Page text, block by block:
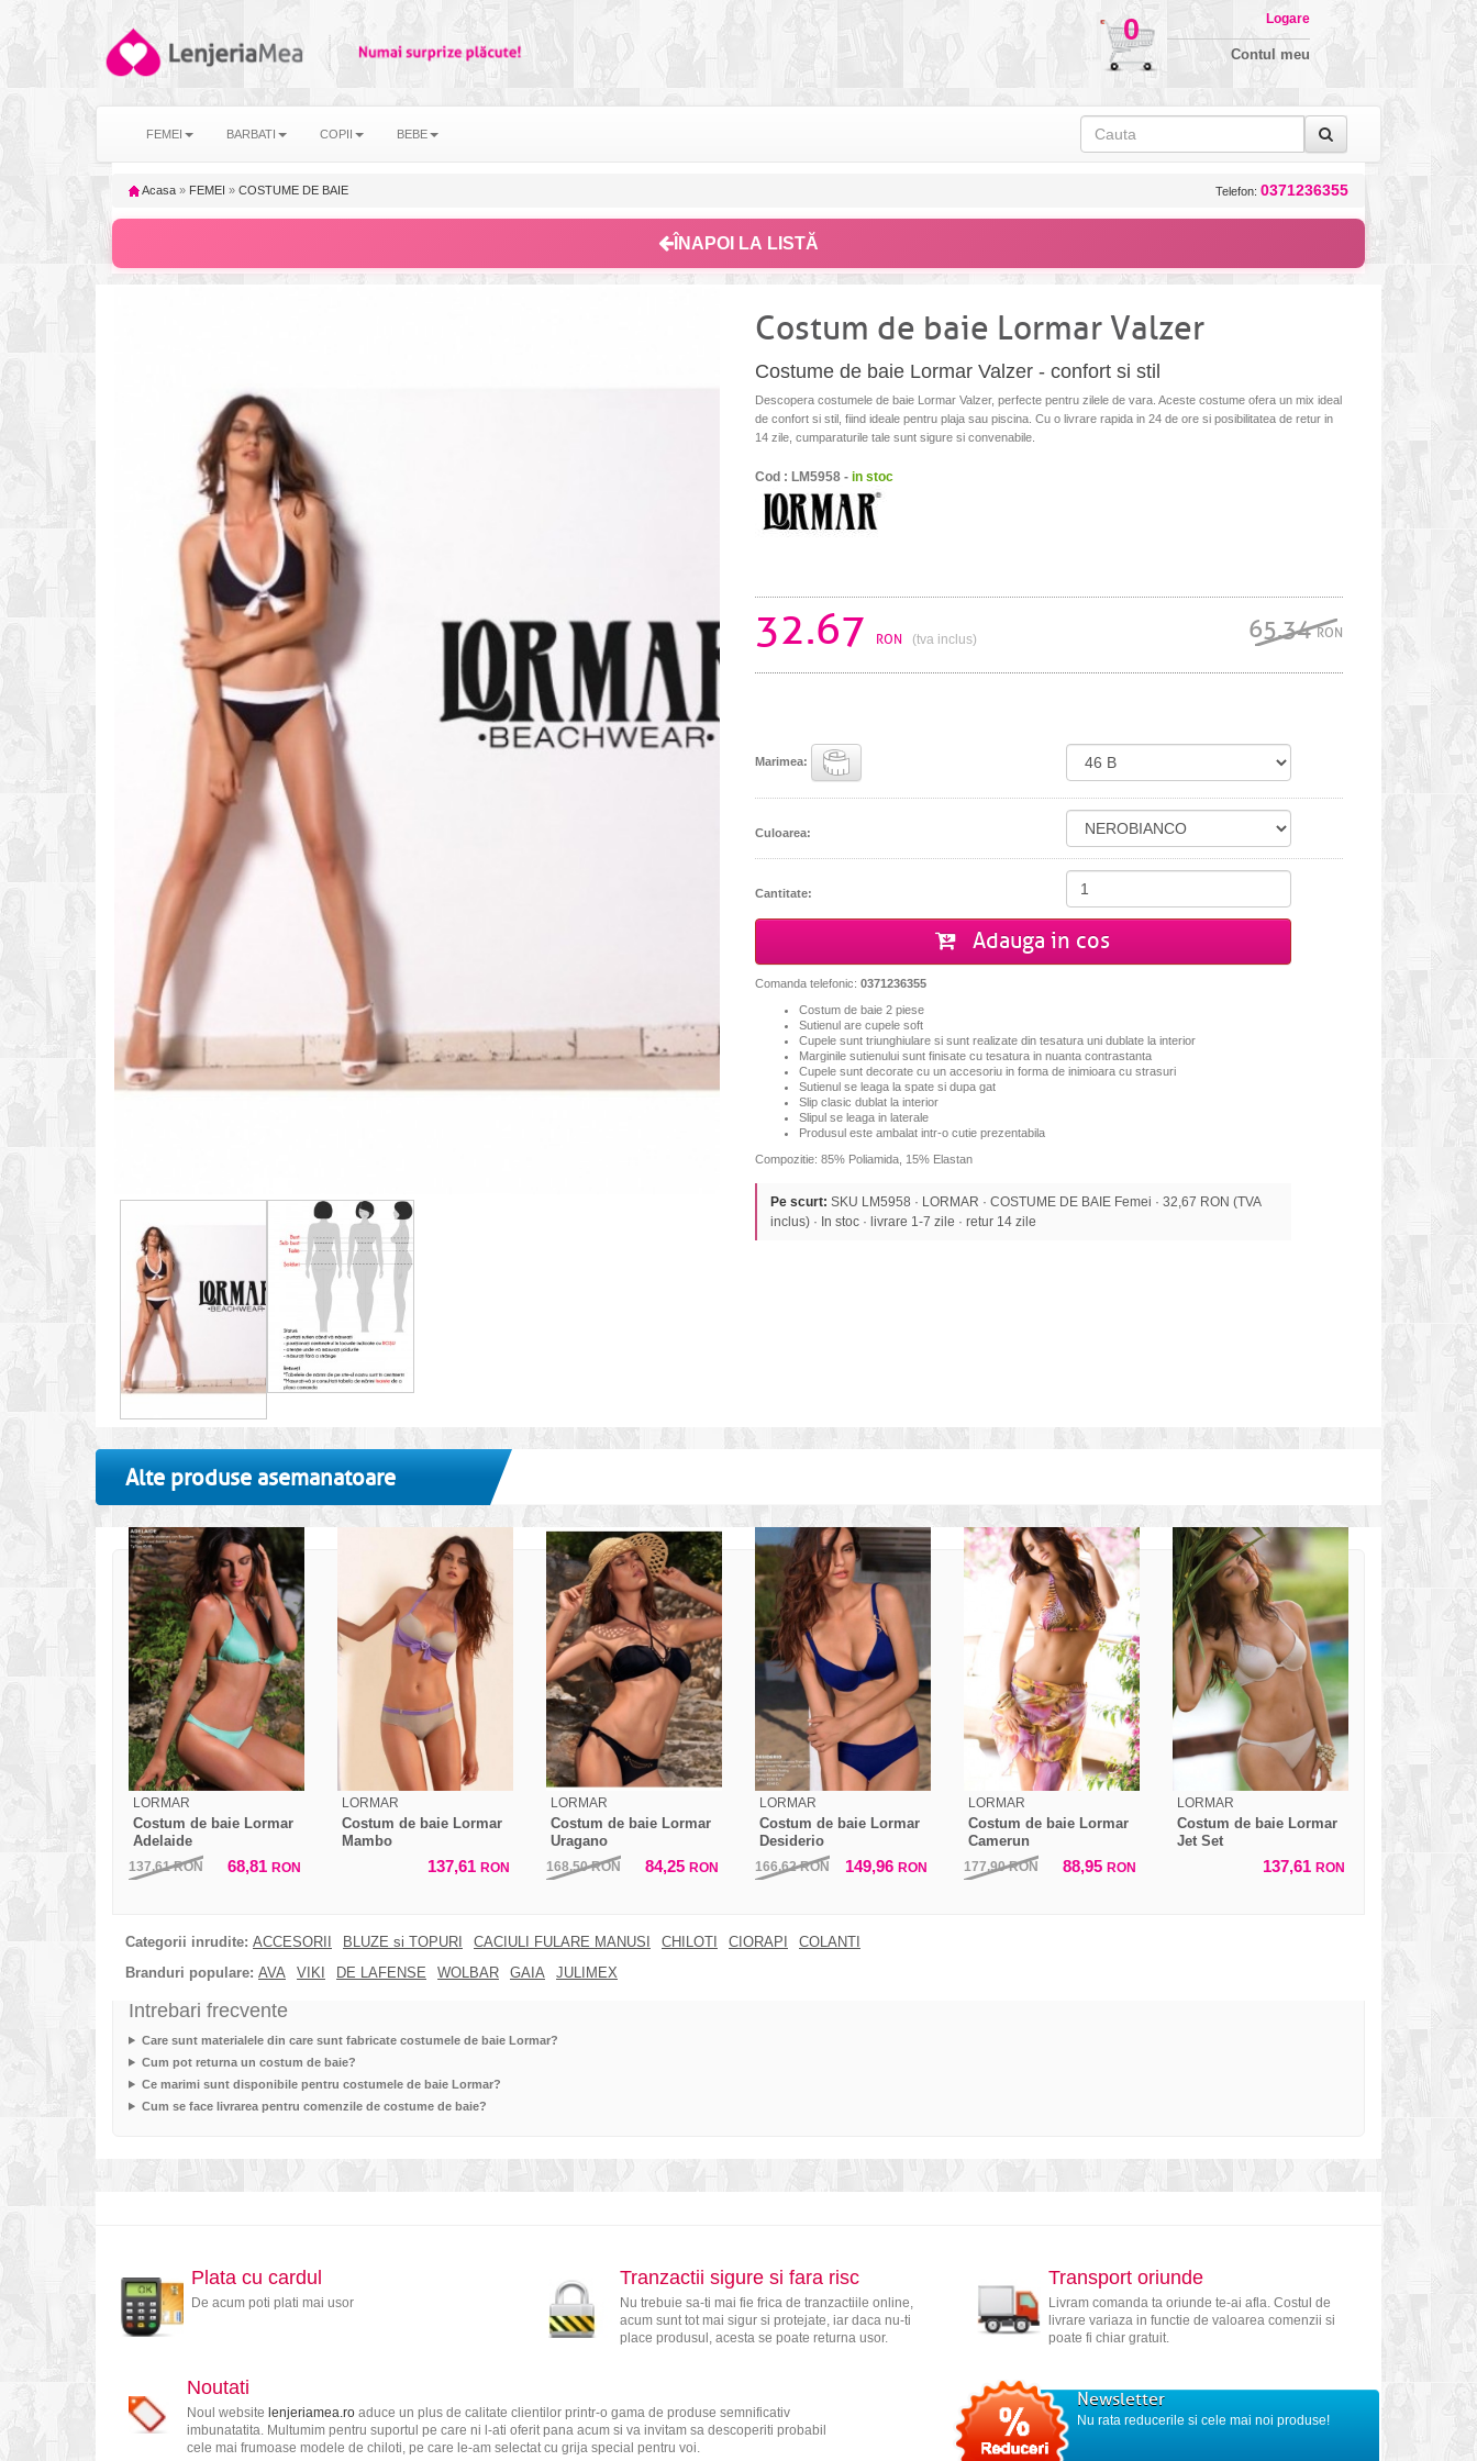
0 Logare
Contul meu
FEMEI BARBATI COPII BEBE
Acasa » FEMEI » COSTUME DE BAIE Telefon: 0371236355
ÎNAPOI LA LISTĂ
Costum de baie Lormar Valzer
Costume de baie Lormar Valzer - confort si stil
Descopera costumele de baie Lormar Valzer, perfecte pentru zilele de vara. Aceste costume ofera un mix ideal
de confort si stil, fiind ideale pentru plaja sau piscina. Cu o livrare rapida in 24 de ore si posibilitatea de retur in
14 zile, cumparaturile tale sunt sigure si convenabile.
Cod : LM5958 - in stoc
32.67 RON (tva inclus) 65.34RON
Marimea:
Culoarea:
Cantitate:
Adauga in cos
Comanda telefonic: 0371236355
Costum de baie 2 piese
Sutienul are cupele soft
Cupele sunt triunghiulare si sunt realizate din tesatura uni dublate la interior
Marginile sutienului sunt finisate cu tesatura in nuanta contrastanta
Cupele sunt decorate cu un accesoriu in forma de inimioara cu strasuri
Sutienul se leaga la spate si dupa gat
Slip clasic dublat la interior
Slipul se leaga in laterale
Produsul este ambalat intr-o cutie prezentabila
Compozitie: 85% Poliamida, 15% Elastan
Pe scurt: SKU LM5958 · LORMAR · COSTUME DE BAIE Femei · 32,67 RON (TVA
inclus) · In stoc · livrare 1-7 zile · retur 14 zile
Alte produse asemanatoare
LORMAR
Costum de baie Lormar
Adelaide
137,61RON 68,81 RON
LORMAR
Costum de baie Lormar
Mambo
137,61 RON
LORMAR
Costum de baie Lormar
Uragano
168,50RON 84,25 RON
LORMAR
Costum de baie Lormar
Desiderio
166,62RON 149,96 RON
LORMAR
Costum de baie Lormar
Camerun
177,90RON 88,95 RON
LORMAR
Costum de baie Lormar
Jet Set
137,61 RON
Categorii inrudite: ACCESORII BLUZE si TOPURI CACIULI FULARE MANUSI CHILOTI CIORAPI
COLANTI
Branduri populare: AVA VIKI DE LAFENSE WOLBAR GAIA JULIMEX
Intrebari frecvente
Care sunt materialele din care sunt fabricate costumele de baie Lormar?
Cum pot returna un costum de baie?
Ce marimi sunt disponibile pentru costumele de baie Lormar?
Cum se face livrarea pentru comenzile de costume de baie?
Plata cu cardul
De acum poti plati mai usor
Tranzactii sigure si fara risc
Nu trebuie sa-ti mai fie frica de tranzactiile online,
acum sunt tot mai sigur si protejate, iar daca nu-ti
place produsul, acesta se poate returna usor.
Transport oriunde
Livram comanda ta oriunde te-ai afla. Costul de
livrare variaza in functie de valoarea comenzii si
poate fi chiar gratuit.
Noutati
Noul website lenjeriamea.roaduce un plus de calitate clientilor printr-o gama de produse semnificativ
imbunatatita. Multumim pentru suportul pe care ni l-ati oferit pana acum si va invitam sa descoperiti probabil
cele mai frumoase modele de chiloti, pe care le-am selectat cu grija special pentru voi.
Newsletter
Nu rata reducerile si cele mai noi produse!